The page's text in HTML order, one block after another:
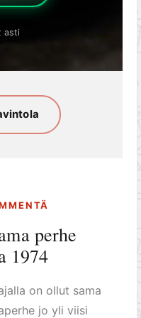
asti
perhe
1974
on ollut sama
jo yli viisi